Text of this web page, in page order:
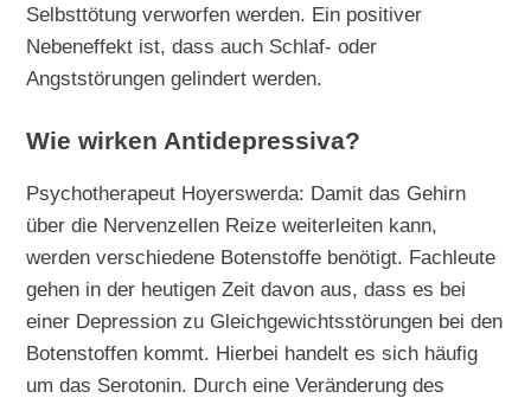
Selbsttötung verworfen werden. Ein positiver
Nebeneffekt ist, dass auch Schlaf- oder
Angststörungen gelindert werden.
Wie wirken Antidepressiva?
Psychotherapeut Hoyerswerda: Damit das Gehirn
über die Nervenzellen Reize weiterleiten kann,
werden verschiedene Botenstoffe benötigt. Fachleute
gehen in der heutigen Zeit davon aus, dass es bei
einer Depression zu Gleichgewichtsstörungen bei den
Botenstoffen kommt. Hierbei handelt es sich häufig
um das Serotonin. Durch eine Veränderung des